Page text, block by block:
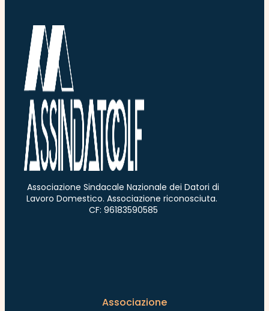
Associazione Sindacale Nazionale dei Datori di
Lavoro Domestico. Associazione riconosciuta.
CF: 96183590585
Associazione